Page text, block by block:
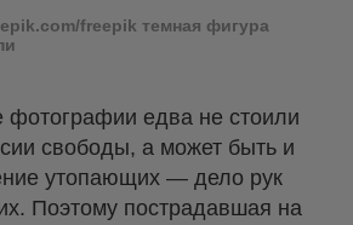
freepik темная фигура
едва не стоили
свободы, а может быть и
утопающих — дело рук
Поэтому пострадавшая на